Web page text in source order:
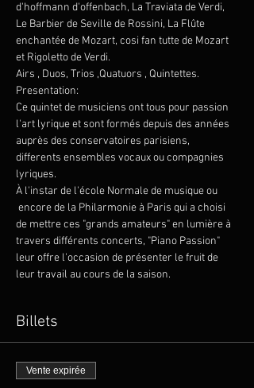
d'hoffmann d'offenbach, La Traviata de Verdi,
Le Barbier de Seville de Rossini, La Flûte
enchantée de Mozart, cosi fan tutte de Mozart
et Rigoletto de Verdi.
Airs , Duos, Trios ,Quatuors , Quintettes.
Presentation:
Ce quintet de musiciens ont tous pour passion
l'art lyrique et sont formés depuis des années
auprès des conservatoires parisiens,
differents ensembles vocaux ou compagnies
lyriques.
À l'instar de l'école Normale de musique ou
encore de la Philarmonie à Paris qui a choisi
de mettre ces "grands amateurs" en lumière à
travers différents concerts, "Piano Passion"
leur offre l'occasion de présenter le fruit de
leur travail au cours de la saison.
Billets
Vente expirée